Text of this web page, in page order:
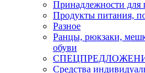
Принадлежности для
Продукты питания,
Разное
Ранцы, рюкзаки,
обуви
Средства